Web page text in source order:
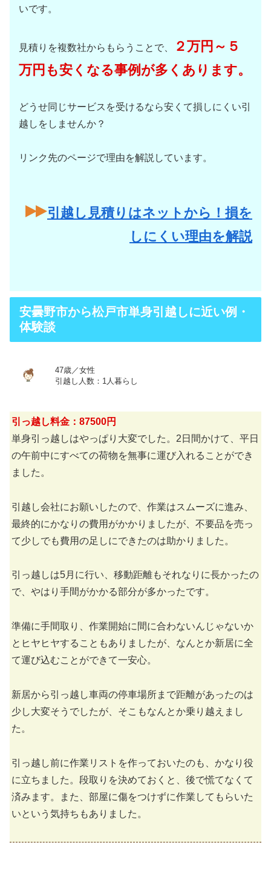
いです。
見積りを複数社からもらうことで、
２万円～５
万円も安くなる事例が多くあります。
どうせ同じサービスを受けるなら安くて損しにくい引
越しをしませんか？
リンク先のページで理由を解説しています。
引越し見積りはネットから！損を
しにくい理由を解説
安曇野市から松戸市単身引越しに近い例・
体験談
47歳／女性
引越し人数：1人暮らし
引っ越し料金：87500円
単身引っ越しはやっぱり大変でした。2日間かけて、平日
の午前中にすべての荷物を無事に運び入れることができ
ました。
引越し会社にお願いしたので、作業はスムーズに進み、
最終的にかなりの費用がかかりましたが、不要品を売っ
て少しでも費用の足しにできたのは助かりました。
引っ越しは5月に行い、移動距離もそれなりに長かったの
で、やはり手間がかかる部分が多かったです。
準備に手間取り、作業開始に間に合わないんじゃないか
とヒヤヒヤすることもありましたが、なんとか新居に全
て運び込むことができて一安心。
新居から引っ越し車両の停車場所まで距離があったのは
少し大変そうでしたが、そこもなんとか乗り越えまし
た。
引っ越し前に作業リストを作っておいたのも、かなり役
に立ちました。段取りを決めておくと、後で慌てなくて
済みます。また、部屋に傷をつけずに作業してもらいた
いという気持ちもありました。